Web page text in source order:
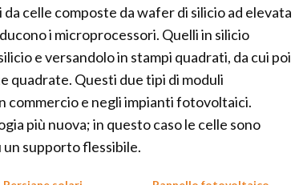
celle composte da wafer di silicio ad elevata
i microprocessori. Quelli in silicio
e versandolo in stampi quadrati, da cui poi
quadrate. Questi due tipi di moduli
commercio e negli impianti fotovoltaici.
più nuova; in questo caso le celle sono
supporto flessibile.